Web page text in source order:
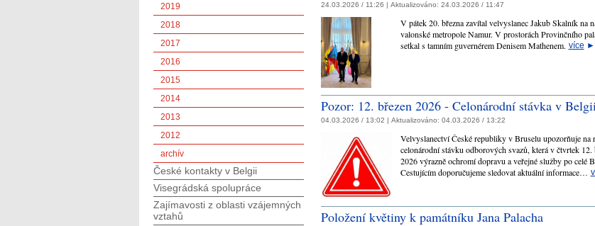
24.03.2026 / 11:26 | Aktualizováno: 24.03.2026 / 11:47
V pátek 20. března zavítal velvyslanec Jakub Skalník na
valonské metropole Namur. V prostorách Provinčního
setkal s tamním guvernérem Denisem Mathenem. více ►
Pozor: 12. březen 2026 - Celonárodní stávka v
04.03.2026 / 13:02 | Aktualizováno: 04.03.2026 / 13:22
Velvyslanectví České republiky v Bruselu upozorňuje na
celonárodní stávku odborových svazů, která v čtvrtek 12.
2026 výrazně ochromí dopravu a veřejné služby po celé
Cestujícím doporučujeme sledovat aktuální informace…
Položení květiny k památníku Jana Palacha
2019
2018
2017
2016
2015
2014
2013
2012
archív
České kontakty v Belgii
Visegrádská spolupráce
Zajímavosti z oblasti vzájemných
vztahů